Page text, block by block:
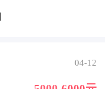
04-12